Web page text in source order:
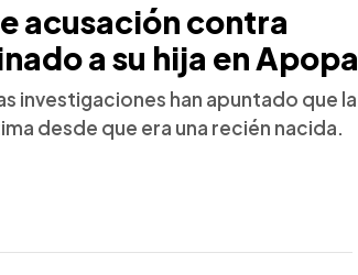
acusación contra
a su hija en Apopa
investigaciones han apuntado que la
desde que era una recién nacida.